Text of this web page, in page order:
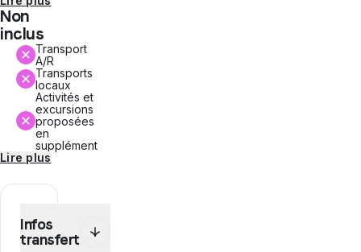
Non
inclus
Transport
A/R
Transports
locaux
Activités et
excursions
proposées
en
supplément
Lire plus
Infos
transfert